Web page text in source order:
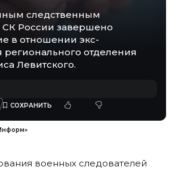
следственным
России завершено
в отношении экс-
регионального отделения
Левитского.
военных следователей